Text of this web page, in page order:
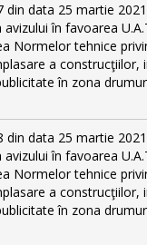
din data 25 martie
în favoarea
Normelor tehnice
a construcţiilor,
în zona
din data 25 martie
în favoarea
Normelor tehnice
a construcţiilor,
în zona